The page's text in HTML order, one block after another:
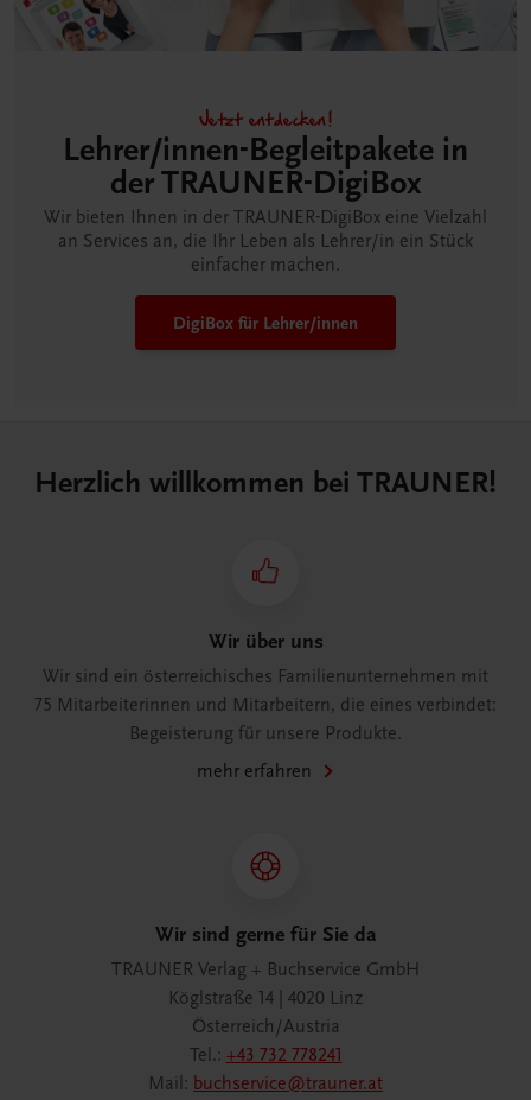
Jetzt entdecken!
Lehrer/innen-Begleitpakete in
der TRAUNER-DigiBox
Wir bieten Ihnen in der TRAUNER-DigiBox eine Vielzahl
an Services an, die Ihr Leben als Lehrer/in ein Stück
einfacher machen.
DigiBox für Lehrer/innen
Herzlich willkommen bei TRAUNER!
Wir über uns
Wir sind ein österreichisches Familienunternehmen mit
75 Mitarbeiterinnen und Mitarbeitern, die eines verbindet:
Begeisterung für unsere Produkte.
mehr erfahren
Wir sind gerne für Sie da
TRAUNER Verlag + Buchservice GmbH
Köglstraße 14 | 4020 Linz
Österreich/Austria
Tel.: +43 732 778241
Mail: buchservice@trauner.at